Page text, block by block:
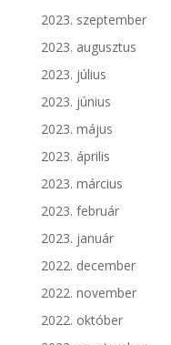
2023. szeptember
2023. augusztus
2023. július
2023. június
2023. május
2023. április
2023. március
2023. február
2023. január
2022. december
2022. november
2022. október